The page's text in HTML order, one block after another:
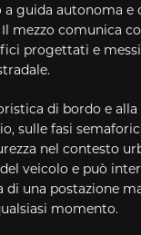
guida autonoma e
mezzo comunica
progettati e
di bordo e
sulle fasi
nel contesto
veicolo e può
di una postazione
momento.